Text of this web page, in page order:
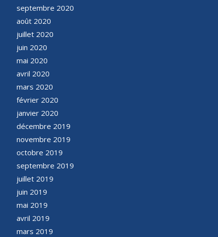
septembre 2020
août 2020
juillet 2020
juin 2020
mai 2020
avril 2020
mars 2020
février 2020
janvier 2020
décembre 2019
novembre 2019
octobre 2019
septembre 2019
juillet 2019
juin 2019
mai 2019
avril 2019
mars 2019